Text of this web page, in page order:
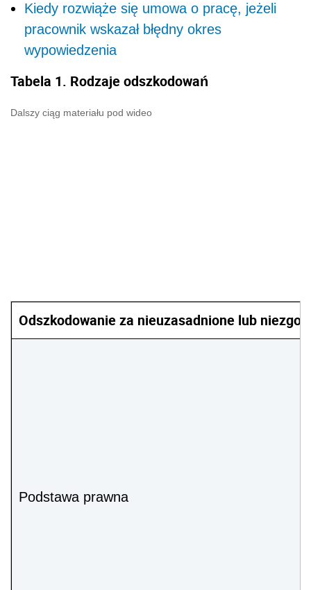
Kiedy rozwiąże się umowa o pracę, jeżeli
pracownik wskazał błędny okres
wypowiedzenia
Tabela 1. Rodzaje odszkodowań
Dalszy ciąg materiału pod wideo
Odszkodowanie za nieuzasadnione lub
Podstawa prawna